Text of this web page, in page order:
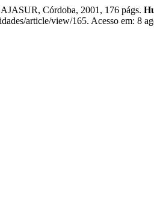
Córdoba, 2001, 176 págs.
article/view/165. Acesso em: 8